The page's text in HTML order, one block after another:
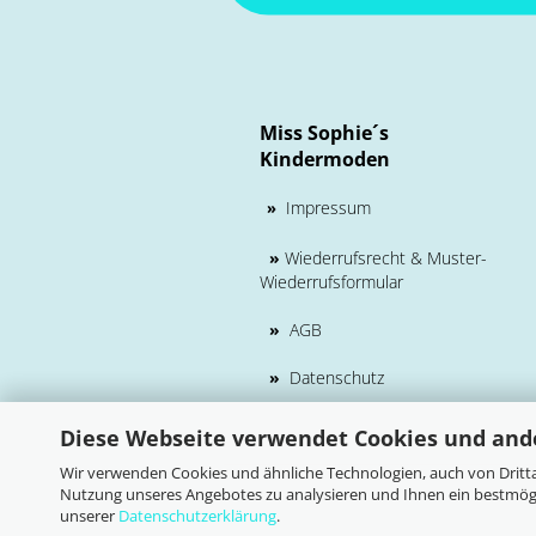
Diese Webseite verwendet Cookies und
Wir verwenden Cookies und ähnliche Technologien, auch von
Nutzung unseres Angebotes zu analysieren und Ihnen ein
unserer Datenschutzerklärung.
Miss Sophie´s
Kindermoden
» Impressum
» Wiederrufsrecht & Muster-
Wiederrufsformular
» AGB
» Datenschutz